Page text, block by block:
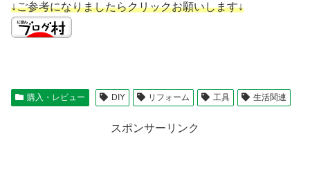
↓ご参考になりましたらクリックお願いします↓
購入・レビュー DIY リフォーム 工具 生活関連
スポンサーリンク